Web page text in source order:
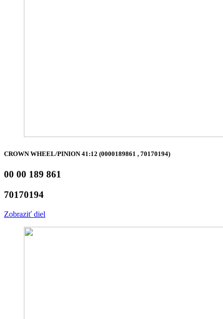
CROWN WHEEL/PINION 41:12 (0000189861 , 70170194)
00 00 189 861
70170194
Zobraziť diel